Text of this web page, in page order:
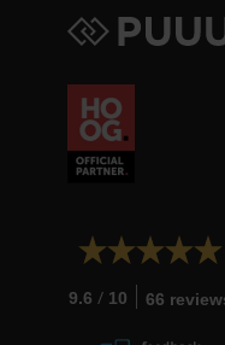
9.6 / 10 66